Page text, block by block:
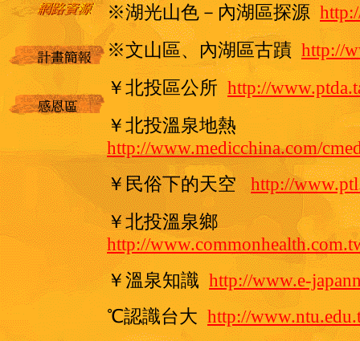
※湖光山色－內湖區探源
※文山區、內湖區古蹟 http://
￥北投區公所 http://
￥北投溫泉地熱
http://www.medicchina.com/
￥民俗下的天空
http://
￥北投溫泉鄉
http://
￥溫泉知識 http://www.e-
℃認識台大 http://